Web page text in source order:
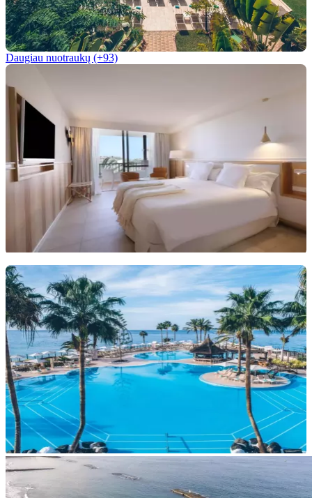
Daugiau nuotraukų (+93)